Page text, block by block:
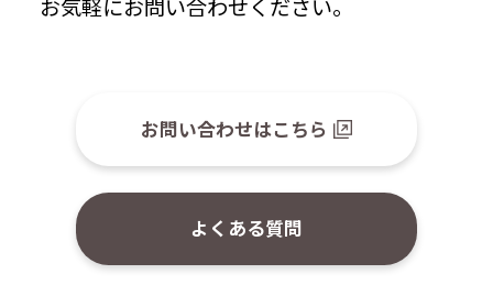
お気軽にお問い合わせください。
お問い合わせはこちら
よくある質問